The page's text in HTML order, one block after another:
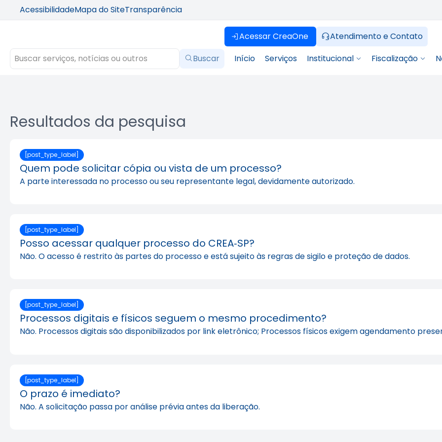
AcessibilidadeMapa do SiteTransparência
Acessar CreaOne
Atendimento e Contato
Buscar
Início Serviços Institucional Fiscalização
Resultados da pesquisa
[post_type_label]
Quem pode solicitar cópia ou vista de um processo?
A parte interessada no processo ou seu representante legal, devidamente autorizado.
[post_type_label]
Posso acessar qualquer processo do CREA‑SP?
Não. O acesso é restrito às partes do processo e está sujeito às regras de sigilo e proteção de dados.
[post_type_label]
Processos digitais e físicos seguem o mesmo procedimento?
Não. Processos digitais são disponibilizados por link eletrônico; Processos físicos exigem agendamento
[post_type_label]
O prazo é imediato?
Não. A solicitação passa por análise prévia antes da liberação.